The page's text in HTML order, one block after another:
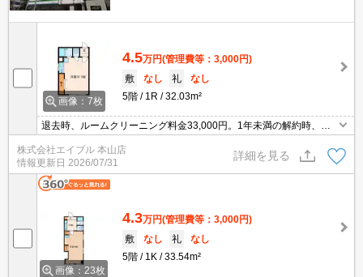
画像：7枚
4.5万円(管理費等：3,000円)
敷
なし 礼
なし
5階
1R 32.03m²
退去時、ルームクリーニング料金33,000円。1年未満の解約時、違
約金2ヶ月分発生。室内に洗濯機置場あり。宅配ボックスあり。イ
ンターネット無料。駅近!朝の苦手な方にオススメ。最寄り駅まで徒
歩1分！。
株式会社エイブル 本山店
情報更新日 2026/07/31
詳細を見る
画像：23枚
4.3万円(管理費等：3,000円)
敷
なし 礼
なし
5階
1K 33.54m²